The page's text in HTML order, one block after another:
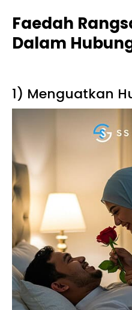
Faedah
Dalam
1) Menguatkan